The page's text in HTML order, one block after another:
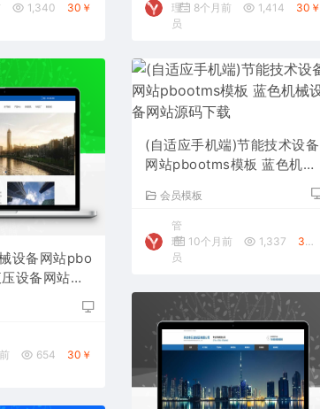
1,340 30￥
理
员
8个月前 1,414 30￥
设备网站pbo
设备网站源
654 30￥
(自适应手机端)节能技术设备
网站pbootms模板 蓝色机械
会员模板
管
理
员
10个月前 1,337 30￥